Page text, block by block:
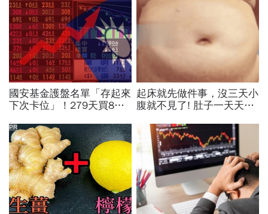
國安基金護盤名單「存起來
下次卡位」！279天買8檔
電...唯一金融股是它
起床就先做件事，沒三天小
腹就不見了! 肚子一天天變
PR